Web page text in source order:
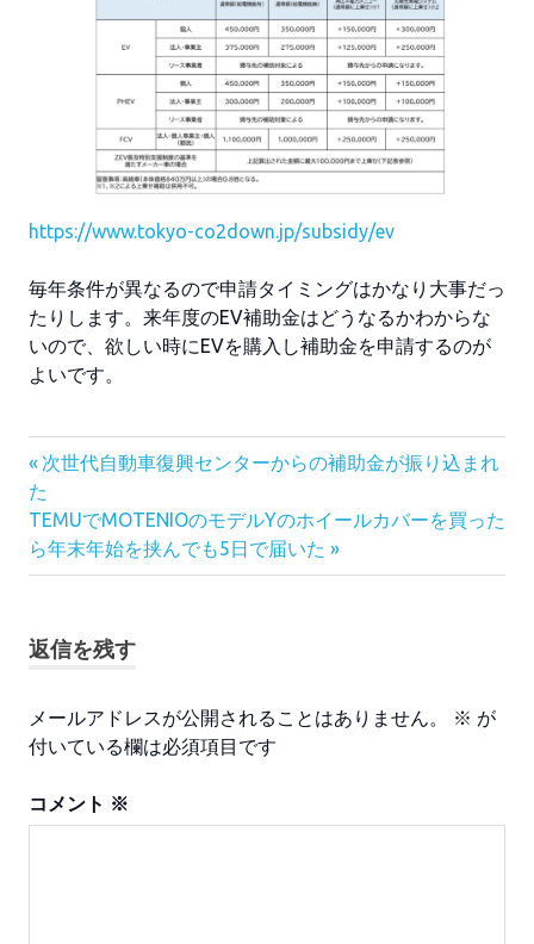
https://www.tokyo-co2down.jp/subsidy/ev
毎年条件が異なるので申請タイミングはかなり大事だっ
たりします。来年度のEV補助金はどうなるかわからな
いので、欲しい時にEVを購入し補助金を申請するのが
よいです。
投
稿
ナ
ゲ
シ
ン
前
の
記
事:
次世代自動車復興センターからの補助金が振り込まれ
た
次
の
記
TEMUでMOTENIOのモデルYのホイールカバーを買った
ら年末年始を挟んでも5日で届いた
返信を残す
メールアドレスが公開されることはありません。 ※ が
付いている欄は必須項目です
コメント ※